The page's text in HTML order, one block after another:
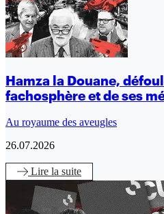
Hamza la Douane,
fachosphère et de ses
Au royaume des aveugles
26.07.2026
Lire la suite